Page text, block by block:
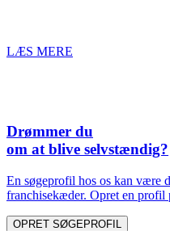
LÆS MERE
Drømmer du
om at blive selvstændig?
En søgeprofil hos os kan være
franchisekæder. Opret en profil
OPRET SØGEPROFIL